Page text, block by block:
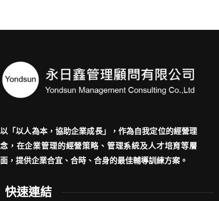
以「以人為本，協助企業成長」，作為自我定位的經營理
念，在企業管理的經營策略、管理系統及人才培育等層
面，提供企業合宜、合時、合身的最佳輔導訓練方案。
快速連結